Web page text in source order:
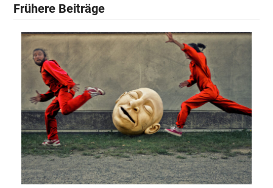
Frühere Beiträge